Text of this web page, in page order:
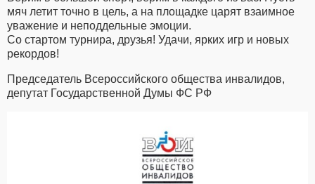
мяч летит точно в цель, а на площадке царят взаимное
уважение и неподдельные эмоции.
Со стартом турнира, друзья! Удачи, ярких игр и новых
рекордов!
Председатель Всероссийского общества инвалидов,
депутат Государственной Думы ФС РФ